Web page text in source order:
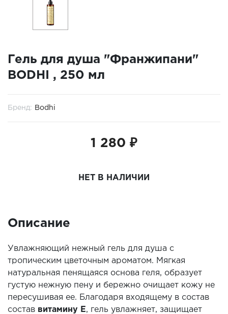
Гель для душа "Франжипани"
BODHI , 250 мл
Бренд: Bodhi
1 280 ₽
НЕТ В НАЛИЧИИ
Описание
Увлажняющий нежный гель для душа с
тропическим цветочным ароматом. Мягкая
натуральная пенящаяся основа геля, образует
густую нежную пену и бережно очищает кожу не
пересушивая ее. Благодаря входящему в состав
состав витамину Е, гель увлажняет, защищает